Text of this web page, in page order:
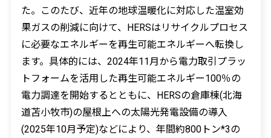
た。このたび、近年の地球温暖化に対応した温室効
果ガスの削減に向けて、HERSはリサイクルプロセス
に必要なエネルギーを再生可能エネルギーへ転換し
ます。具体的には、2024年11月から電力取引プラッ
トフォームを活用した再生可能エネルギー100％の
電力調達を開始するとともに、HERSの倉庫棟(北海
道苫小牧市)の屋根上への太陽光発電設備の導入
(2025年10月予定)などにより、年間約800トン*3の